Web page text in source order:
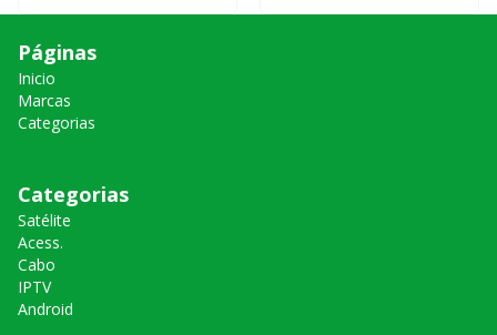
Páginas
Inicio
Marcas
Categorias
Categorias
Satélite
Acess.
Cabo
IPTV
Android